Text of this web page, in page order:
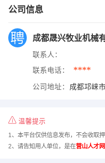
公司信息
成都晟兴牧业机械
联系人：
联系电话： ****
公司地址： 成都邛崃
温馨提示
1、本平台仅供信息发布，不会收取
2、请告知用人单位，是在营山人才网